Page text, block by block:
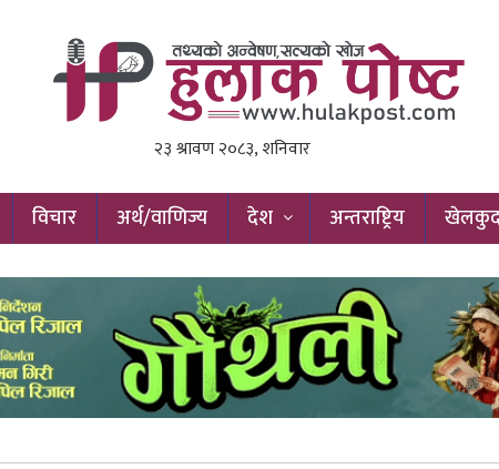
विचार अर्थ/वाणिज्य देश अन्तराष्ट्रिय